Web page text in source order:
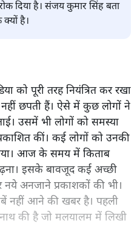
दिया है। संजय कुमार सिंह बता
क्यों है।
को पूरी तरह नियंत्रित कर रखा
छपती हैं। ऐसे में कुछ लोगों ने
उसमें भी लोगों को समस्या
कीं। कई लोगों को उनकी
आज के समय में किताब
इसके बावजूद कई अच्छी
अनजाने प्रकाशकों की भी।
नहीं आने की खबर है। पहली
की है जो मलयालम में लिखी